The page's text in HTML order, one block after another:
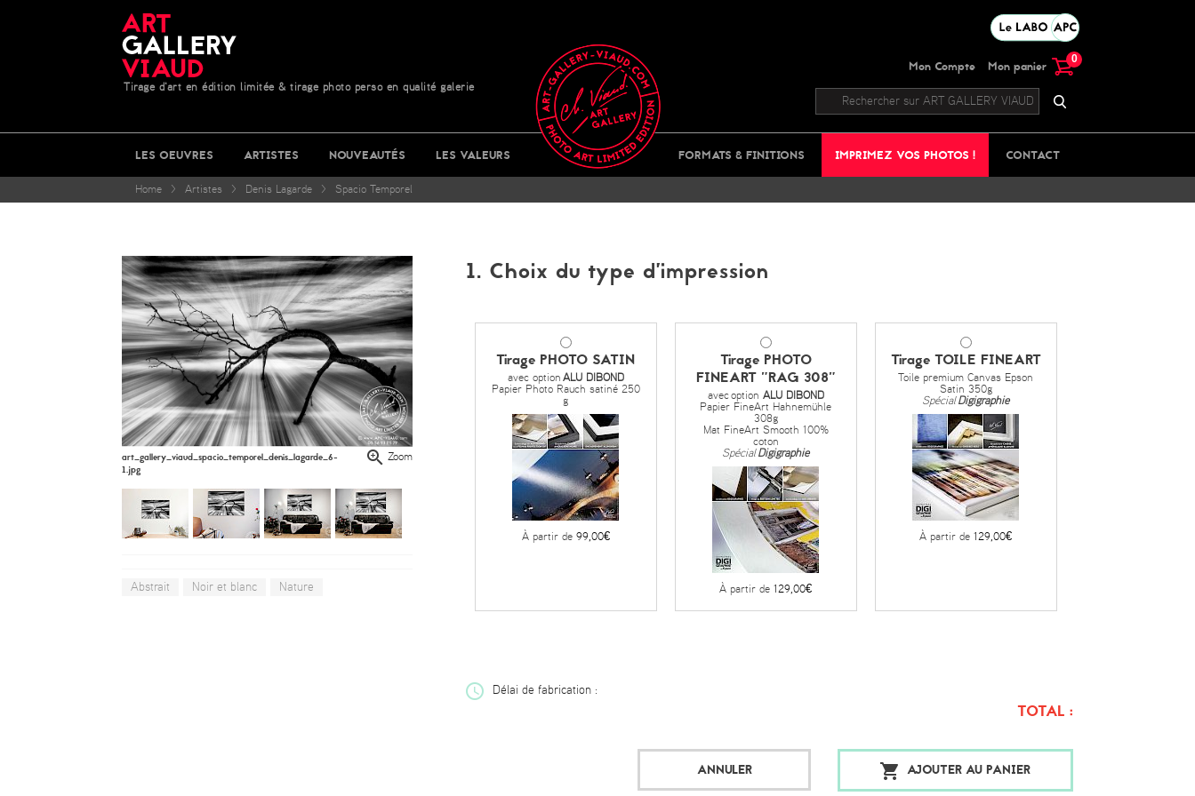
Tirage d'art en édition limitée & tirage photo perso en qualité galerie
Mon Compte Mon panier 0
LES OEUVRES ARTISTES NOUVEAUTÉS LES VALEURS FORMATS & FINITIONS IMPRIMEZ VOS PHOTOS ! CONTACT
Home > Artistes > Denis Lagarde > Spacio Temporel
art_gallery_viaud_spacio_temporel_denis_lagarde_6-
1.jpg
Zoom
Abstrait Noir et blanc Nature
1. Choix du type d’impression
Tirage PHOTO SATIN
avec option ALU DIBOND
Papier Photo Rauch satiné 250
g
À partir de 99,00€
Tirage PHOTO
FINEART "RAG 308"
avecoption ALU DIBOND
Papier FineArt Hahnemühle
308g
Mat FineArt Smooth 100%
coton
SpécialDigigraphie
À partir de129,00€
Tirage TOILE FINEART
Toile premium Canvas Epson
Satin 350g
SpécialDigigraphie
À partir de129,00€
Délai de fabrication :
TOTAL :
ANNULER AJOUTER AU PANIER